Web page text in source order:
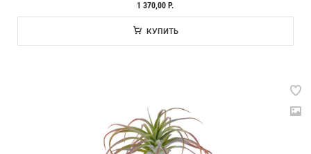
1 370,00 Р.
КУПИТЬ